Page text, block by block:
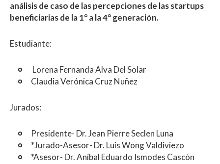
análisis de caso de las percepciones de las startups
beneficiarias de la 1° a la 4° generación.
Estudiante:
Lorena Fernanda Alva Del Solar
Claudia Verónica Cruz Nuñez
Jurados:
Presidente- Dr. Jean Pierre Seclen Luna
*Jurado-Asesor- Dr. Luis Wong Valdiviezo
*Asesor- Dr. Aníbal Eduardo Ismodes Cascón